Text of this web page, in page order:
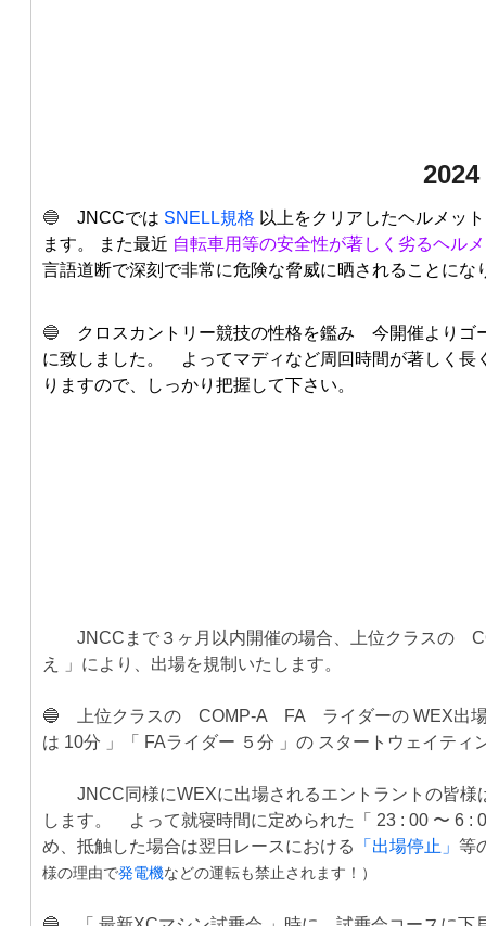
🔵 JNCCでは SNELL規格 以上をクリアしたヘルメッ
ます。 また最近 自転車用等の安全性が著しく劣るヘル
言語道断で深刻で非常に危険な脅威に晒されることにな
🔵
クロスカントリー競技の性格を鑑み 今開催よりゴ
に致しました。 よってマディなど周回時間が著しく長
りますので、しっかり把握して下さい。
JNCCまで３ヶ月以内開催の場合、上位クラスの
え 」により、出場を規制いたします。
🔵 上位クラスの COMP-A FA ライダーの WEX出場
は 10分 」「 FAライダー ５分 」の スタートウェイティ
JNCC同様にWEXに出場されるエントラントの皆様
します。 よって就寝時間に定められた「 23 : 00 〜 6 :
め、抵触した場合は翌日レースにおける
「出場停止」 等
様の理由で発電機などの運転も禁止されます！）